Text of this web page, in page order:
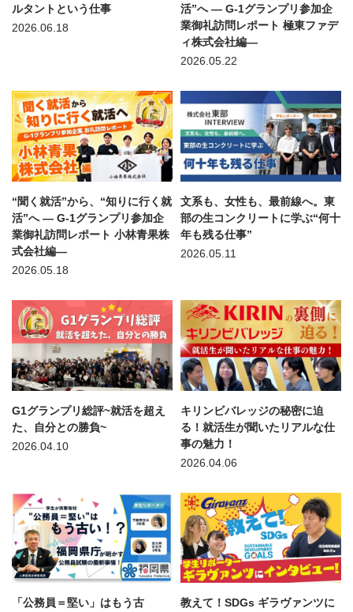
ルタントという仕事
2026.06.18
活”へ — G-1グランプリ参加企
業御礼訪問レポート 極東ファデ
ィ株式会社編—
2026.05.22
“聞く就活”から、“知りに行く就
活”へ — G-1グランプリ参加企
業御礼訪問レポート 小林青果株
式会社編—
2026.05.18
文系も、女性も、最前線へ。東
部の生コンクリートに学ぶ“何十
年も残る仕事”
2026.05.11
G1グランプリ総評~就活を超え
た、自分との勝負~
2026.04.10
キリンビバレッジの秘密に迫
る！就活生が聞いたリアルな仕
事の魅力！
2026.04.06
「公務員＝堅い」はもう古
教えて！SDGs ギラヴァンツに